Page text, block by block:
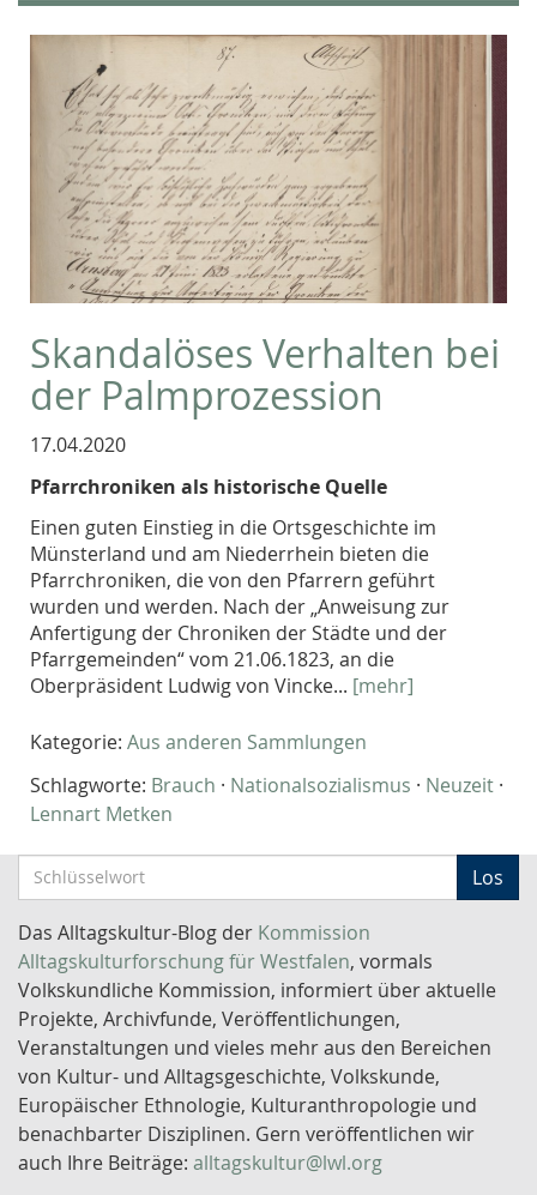
Skandalöses Verhalten bei
der Palmprozession
17.04.2020
Pfarrchroniken als historische Quelle
Einen guten Einstieg in die Ortsgeschichte im
Münsterland und am Niederrhein bieten die
Pfarrchroniken, die von den Pfarrern geführt
wurden und werden. Nach der „Anweisung zur
Anfertigung der Chroniken der Städte und der
Pfarrgemeinden“ vom 21.06.1823, an die
Oberpräsident Ludwig von Vincke... [mehr]
Kategorie: Aus anderen Sammlungen
Schlagworte: Brauch · Nationalsozialismus · Neuzeit ·
Lennart Metken
c
h
l
ü
s
s
e
l
w
o
Los
Das Alltagskultur-Blog der Kommission
Alltagskulturforschung für Westfalen, vormals
Volkskundliche Kommission, informiert über aktuelle
Projekte, Archivfunde, Veröffentlichungen,
Veranstaltungen und vieles mehr aus den Bereichen
von Kultur- und Alltagsgeschichte, Volkskunde,
Europäischer Ethnologie, Kulturanthropologie und
benachbarter Disziplinen. Gern veröffentlichen wir
auch Ihre Beiträge: alltagskultur@lwl.org